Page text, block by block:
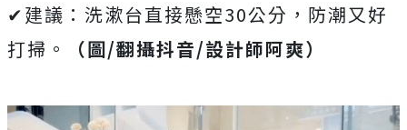
✔建議：洗漱台直接懸空30公分，防潮又好
打掃。
（圖/翻攝抖音/設計師阿爽）